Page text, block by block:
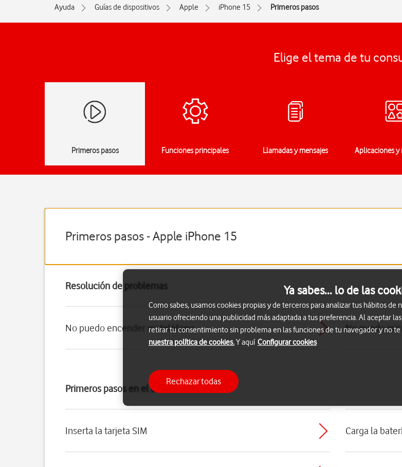
Ayuda Guías de dispositivos Apple iPhone 15 Primeros pasos
Elige el tema de tu
Primeros pasos Funciones principales Llamadas y mensajes Aplicaciones
Primeros pasos - Apple iPhone 15
Resolución de problemas
No puedo encender mi teléfono No puedo
Primeros pasos en el uso del teléfono
Inserta la tarjeta SIM Carga la
Ya sabes... lo de las
Como sabes, usamos cookies propias y de terceros para analizar tus hábitos de
usuario ofreciendo una publicidad más adaptada a tus preferencia. Al aceptar
retirar tu consentimiento sin problema en las funciones de tu navegador y no
nuestra política de cookies.Y aquí Configurar cookies
Rechazar todas